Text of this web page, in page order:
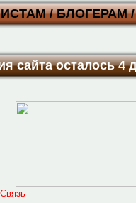
/ БЛОГЕРАМ /
сайта осталось 4
Связь